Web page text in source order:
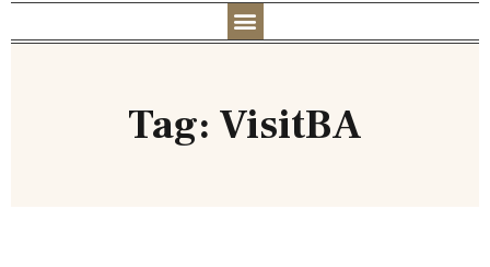
Tag: VisitBA